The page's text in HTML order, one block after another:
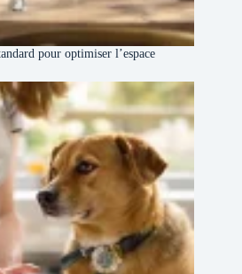
pour optimiser l’espace